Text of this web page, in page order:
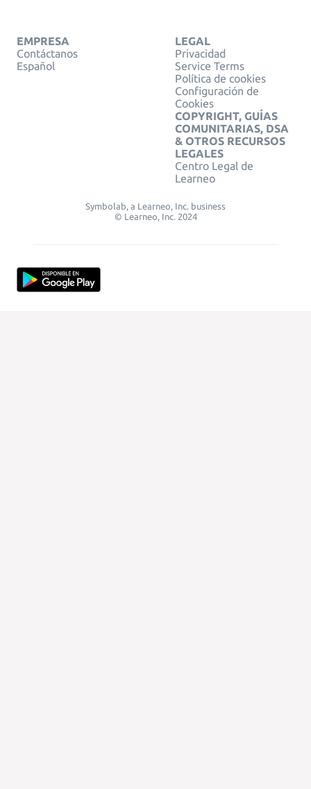
EMPRESA
Contáctanos
Español
LEGAL
Privacidad
Service Terms
Política de cookies
Configuración de
Cookies
COPYRIGHT, GUÍAS
COMUNITARIAS, DSA
& OTROS RECURSOS
LEGALES
Centro Legal de
Learneo
Symbolab, a Learneo, Inc. business
© Learneo, Inc. 2024